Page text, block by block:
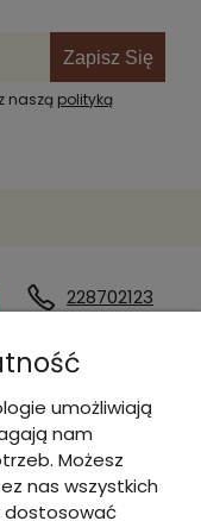
Zapisz Się
naszą polityką
228702123
umożliwiają
nam
Możesz
nas wszystkich
dostosować